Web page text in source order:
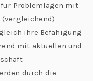
für Problemlagen mit
(vergleichend)
ihre Befähigung
mit aktuellen und
durch die